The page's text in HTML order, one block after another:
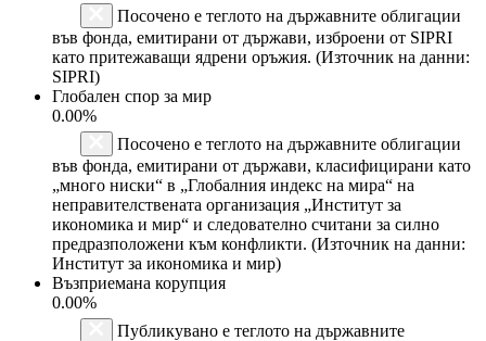
Посочено е теглото на държавните облигации
във фонда, емитирани от държави, изброени от SIPRI
като притежаващи ядрени оръжия. (Източник на данни:
SIPRI)
Глобален спор за мир
0.00%
Посочено е теглото на държавните облигации
във фонда, емитирани от държави, класифицирани като
„много ниски“ в „Глобалния индекс на мира“ на
неправителствената организация „Институт за
икономика и мир“ и следователно считани за силно
предразположени към конфликти. (Източник на данни:
Институт за икономика и мир)
Възприемана корупция
0.00%
Публикувано е теглото на държавните